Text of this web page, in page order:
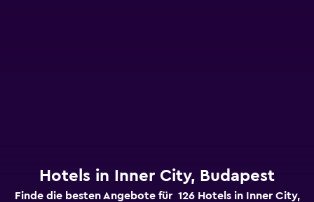
Hotels in Inner City, Budapest
Finde die besten Angebote für 126 Hotels in Inner City,